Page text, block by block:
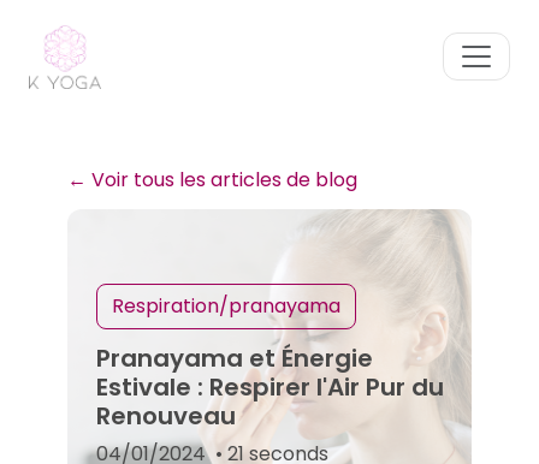
← Voir tous les articles de blog
Respiration/pranayama
Pranayama et Énergie
Estivale : Respirer l'Air Pur du
Renouveau
04/01/2024 • 21 seconds